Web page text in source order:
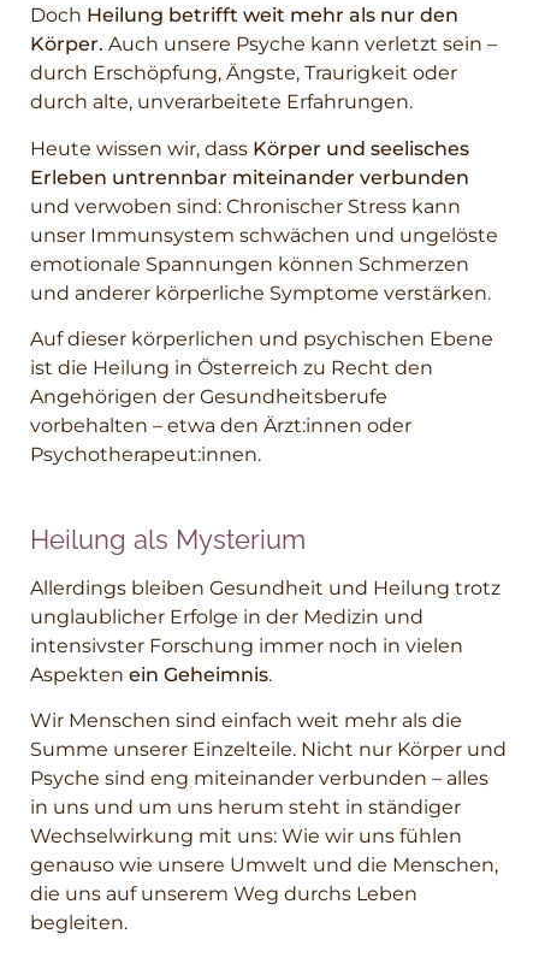
Doch Heilung betrifft weit mehr als nur den
Körper. Auch unsere Psyche kann verletzt sein –
durch Erschöpfung, Ängste, Traurigkeit oder
durch alte, unverarbeitete Erfahrungen.
Heute wissen wir, dass Körper und seelisches
Erleben untrennbar miteinander verbunden
und verwoben sind: Chronischer Stress kann
unser Immunsystem schwächen und ungelöste
emotionale Spannungen können Schmerzen
und anderer körperliche Symptome verstärken.
Auf dieser körperlichen und psychischen Ebene
ist die Heilung in Österreich zu Recht den
Angehörigen der Gesundheitsberufe
vorbehalten – etwa den Ärzt:innen oder
Psychotherapeut:innen.
Heilung als Mysterium
Allerdings bleiben Gesundheit und Heilung trotz
unglaublicher Erfolge in der Medizin und
intensivster Forschung immer noch in vielen
Aspekten ein Geheimnis.
Wir Menschen sind einfach weit mehr als die
Summe unserer Einzelteile. Nicht nur Körper und
Psyche sind eng miteinander verbunden – alles
in uns und um uns herum steht in ständiger
Wechselwirkung mit uns: Wie wir uns fühlen
genauso wie unsere Umwelt und die Menschen,
die uns auf unserem Weg durchs Leben
begleiten.